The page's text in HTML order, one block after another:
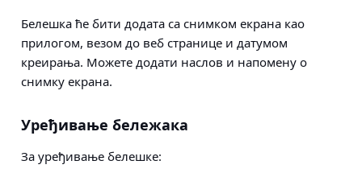
Белешка ће бити додата са снимком екрана као
прилогом, везом до веб странице и датумом
креирања. Можете додати наслов и напомену о
снимку екрана.
Уређивање бележака
За уређивање белешке: